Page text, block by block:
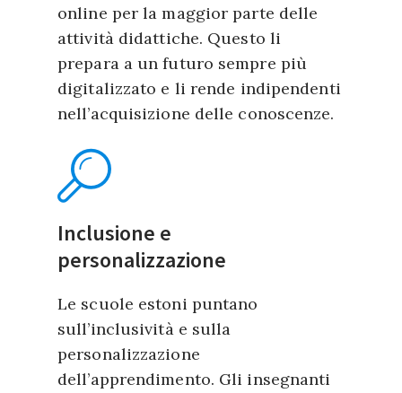
online per la maggior parte delle
attività didattiche. Questo li
prepara a un futuro sempre più
digitalizzato e li rende indipendenti
nell’acquisizione delle conoscenze.
Inclusione e
personalizzazione
Le scuole estoni puntano
sull’inclusività e sulla
personalizzazione
dell’apprendimento. Gli insegnanti